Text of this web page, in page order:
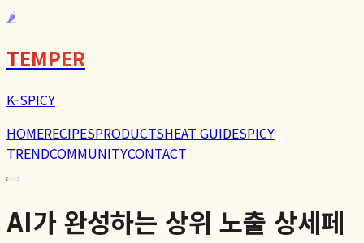
🌶️
TEMPER
K-SPICY
HOMERECIPESPRODUCTSHEAT GUIDESPICY
TRENDCOMMUNITYCONTACT
AI가 완성하는 상위 노출 상세페